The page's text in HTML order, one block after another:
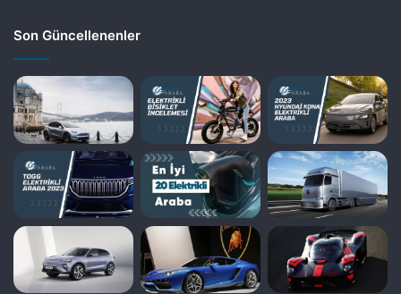
Son Güncellenenler